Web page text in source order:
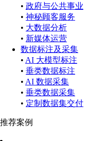
• 政府与公共事业
• 神秘顾客服务
• 大数据分析
• 新媒体运营
数据标注及采集
• AI 大模型标注
• 垂类数据标注
• AI 数据采集
• 垂类数据采集
• 定制数据集交付
推荐案例